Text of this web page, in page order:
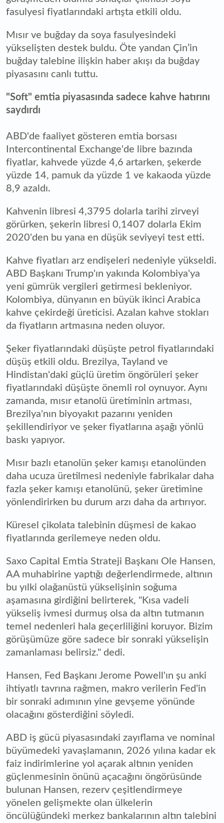
fasulyesi fiyatlarındaki artışta etkili oldu.
Mısır ve buğday da soya fasulyesindeki
yükselişten destek buldu. Öte yandan Çin’in
buğday talebine ilişkin haber akışı da buğday
piyasasını canlı tuttu.
"Soft" emtia piyasasında sadece kahve hatırını
saydırdı
ABD'de faaliyet gösteren emtia borsası
Intercontinental Exchange'de libre bazında
fiyatlar, kahvede yüzde 4,6 artarken, şekerde
yüzde 14, pamuk da yüzde 1 ve kakaoda yüzde
8,9 azaldı.
Kahvenin libresi 4,3795 dolarla tarihi zirveyi
görürken, şekerin libresi 0,1407 dolarla Ekim
2020'den bu yana en düşük seviyeyi test etti.
Kahve fiyatları arz endişeleri nedeniyle yükseldi.
ABD Başkanı Trump'ın yakında Kolombiya'ya
yeni gümrük vergileri getirmesi bekleniyor.
Kolombiya, dünyanın en büyük ikinci Arabica
kahve çekirdeği üreticisi. Azalan kahve stokları
da fiyatların artmasına neden oluyor.
Şeker fiyatlarındaki düşüşte petrol fiyatlarındaki
düşüş etkili oldu. Brezilya, Tayland ve
Hindistan'daki güçlü üretim öngörüleri şeker
fiyatlarındaki düşüşte önemli rol oynuyor. Aynı
zamanda, mısır etanolü üretiminin artması,
Brezilya'nın biyoyakıt pazarını yeniden
şekillendiriyor ve şeker fiyatlarına aşağı yönlü
baskı yapıyor.
Mısır bazlı etanolün şeker kamışı etanolünden
daha ucuza üretilmesi nedeniyle fabrikalar daha
fazla şeker kamışı etanolünü, şeker üretimine
yönlendirirken bu durum arzı daha da artırıyor.
Küresel çikolata talebinin düşmesi de kakao
fiyatlarında gerilemeye neden oldu.
Saxo Capital Emtia Strateji Başkanı Ole Hansen,
AA muhabirine yaptığı değerlendirmede, altının
bu yılki olağanüstü yükselişinin soğuma
aşamasına girdiğini belirterek, "Kısa vadeli
yükseliş ivmesi durmuş olsa da altın tutmanın
temel nedenleri hala geçerliliğini koruyor. Bizim
görüşümüze göre sadece bir sonraki yükselişin
zamanlaması belirsiz." dedi.
Hansen, Fed Başkanı Jerome Powell'ın şu anki
ihtiyatlı tavrına rağmen, makro verilerin Fed'in
bir sonraki adımının yine gevşeme yönünde
olacağını gösterdiğini söyledi.
ABD iş gücü piyasasındaki zayıflama ve nominal
büyümedeki yavaşlamanın, 2026 yılına kadar ek
faiz indirimlerine yol açarak altının yeniden
güçlenmesinin önünü açacağını öngörüsünde
bulunan Hansen, rezerv çeşitlendirmeye
yönelen gelişmekte olan ülkelerin
öncülüğündeki merkez bankalarının altın talebini